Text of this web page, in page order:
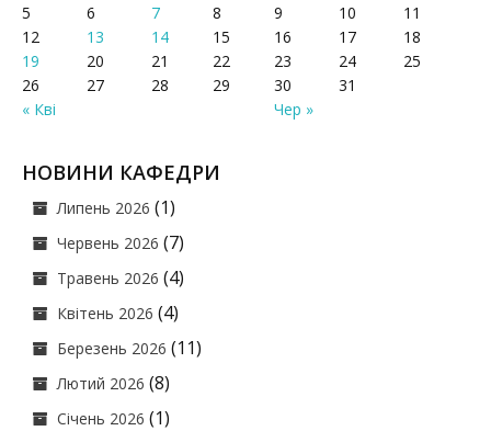
« Кві Чер »
5
6 7 8 9 10
11
12
13 14 15 16 17
18
19
20 21 22 23 24
25
26
27 28 29 30 31
НОВИНИ КАФЕДРИ
Липень 2026 (1)
Червень 2026 (7)
Травень 2026 (4)
Квітень 2026 (4)
Березень 2026 (11)
Лютий 2026 (8)
Січень 2026 (1)